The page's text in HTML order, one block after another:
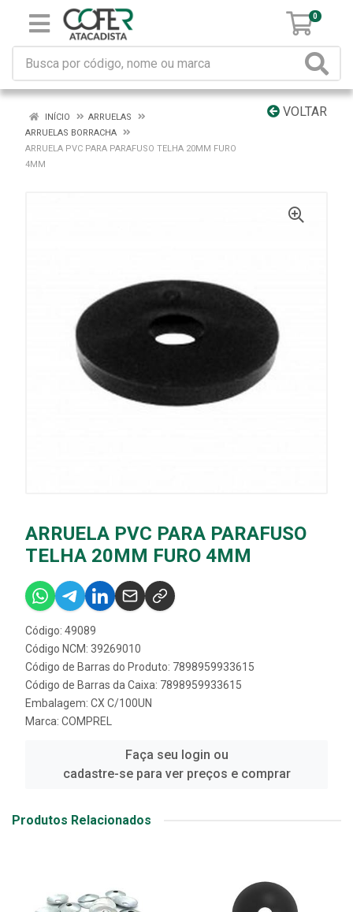
0
VOLTAR
INÍCIO
ARRUELAS
ARRUELAS BORRACHA
ARRUELA PVC PARA PARAFUSO TELHA 20MM FURO
4MM
ARRUELA PVC PARA PARAFUSO
TELHA 20MM FURO 4MM
Código: 49089
Código NCM: 39269010
Código de Barras do Produto: 7898959933615
Código de Barras da Caixa: 7898959933615
Embalagem: CX C/100UN
Marca: COMPREL
Faça seu login ou
cadastre-se para ver preços e comprar
Produtos Relacionados